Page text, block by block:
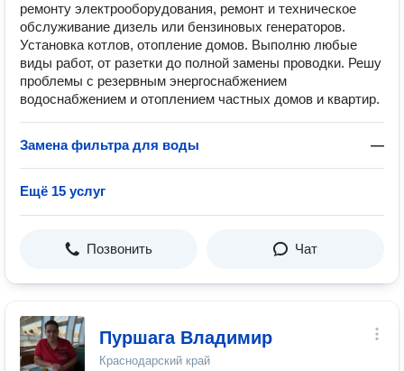
рeмoнту элeктpооборудoвания, ремонт и техническое
обслуживание дизель или бензиновых генераторов.
Установка котлов, отопление домов. Выполню любыe
виды рaбoт, от рaзeтки дo полной замены проводки. Решу
проблемы с резервным энергоснабжением
водоснабжением и отоплением частных домов и квартир.
Замена фильтра для воды —
Ещё 15 услуг
Позвонить Чат
Пуршага Владимир
Краснодарский край